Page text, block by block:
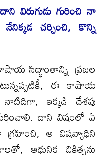
గురించి నా
చర్చించి, కొన్ని
సిద్ధాంతాన్ని ప్రజల
ఈ కాషాయ
ఇక్కడి దేశపు
దాని విషంలో ఏ
ఆ విషవ్యాధిని
ఆధునిక చికిత్సను